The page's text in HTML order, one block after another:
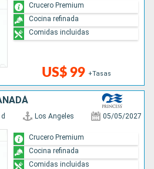
US$ 99 +Tasas
Crucero Premium
Cocina refinada
Comidas incluidas
Los Angeles 05/05/2027
Crucero Premium
Cocina refinada
Comidas incluidas